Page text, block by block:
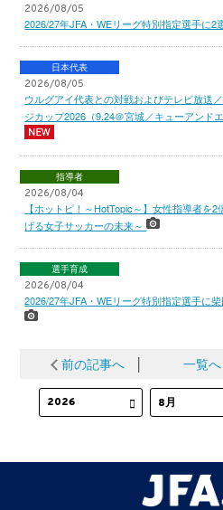
2026/08/05
2026/27年JFA・WEリーグ特別指定選手に2
日本代表
2026/08/05
ウルグアイ代表との対戦およびテレビ放送
ジカップ2026（9.24＠宮城／キューアンド
指導者
2026/08/04
【ホットピ！～HotTopic～】女性指導者を
げる女子サッカーの未来～
選手育成
2026/08/04
2026/27年JFA・WEリーグ特別指定選手に
前の記事へ 一覧へ